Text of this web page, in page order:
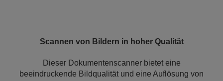
Scannen von Bildern in hoher Qualität
Dieser Dokumentenscanner bietet eine
beeindruckende Bildqualität und eine Auflösung von